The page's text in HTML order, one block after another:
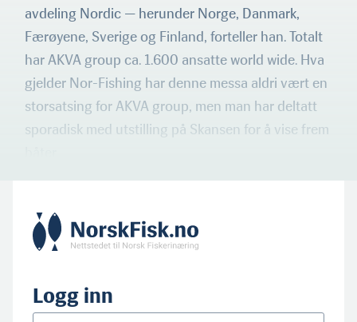
avdeling Nordic — herunder Norge, Danmark,
Færøyene, Sverige og Finland, forteller han. Totalt
har AKVA group ca. 1.600 ansatte world wide. Hva
gjelder Nor-Fishing har denne messa aldri vært en
storsatsing for AKVA group, men man har deltatt
sporadisk med utstilling på Skansen for å vise frem
Logg inn